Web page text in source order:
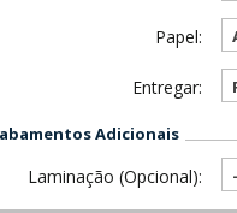
Papel:
Entregar:
Adicionais
Laminação (Opcional):